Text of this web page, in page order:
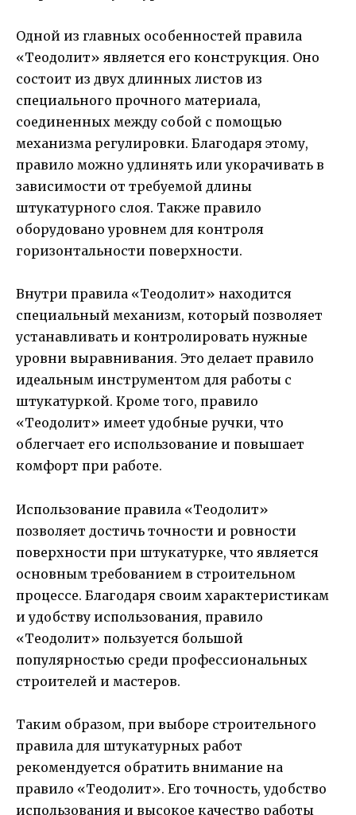
Одной из главных особенностей правила
«Теодолит» является его конструкция. Оно
состоит из двух длинных листов из
специального прочного материала,
соединенных между собой с помощью
механизма регулировки. Благодаря этому,
правило можно удлинять или укорачивать в
зависимости от требуемой длины
штукатурного слоя. Также правило
оборудовано уровнем для контроля
горизонтальности поверхности.
Внутри правила «Теодолит» находится
специальный механизм, который позволяет
устанавливать и контролировать нужные
уровни выравнивания. Это делает правило
идеальным инструментом для работы с
штукатуркой. Кроме того, правило
«Теодолит» имеет удобные ручки, что
облегчает его использование и повышает
комфорт при работе.
Использование правила «Теодолит»
позволяет достичь точности и ровности
поверхности при штукатурке, что является
основным требованием в строительном
процессе. Благодаря своим характеристикам
и удобству использования, правило
«Теодолит» пользуется большой
популярностью среди профессиональных
строителей и мастеров.
Таким образом, при выборе строительного
правила для штукатурных работ
рекомендуется обратить внимание на
правило «Теодолит». Его точность, удобство
использования и высокое качество работы